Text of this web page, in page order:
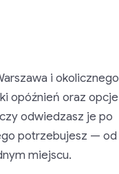
i okolicznego
opóźnień oraz opcje
odwiedzasz je po
potrzebujesz — od
miejscu.